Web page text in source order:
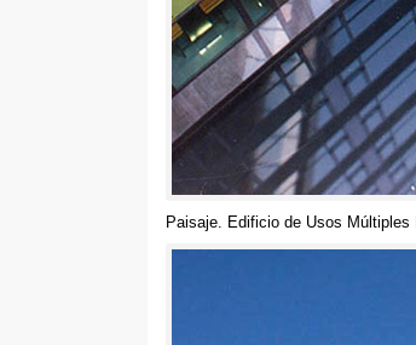
Paisaje. Edificio de Usos